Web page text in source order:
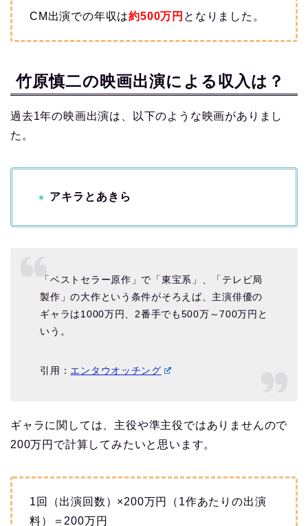
CM出演での年収は約500万円 となりました。
竹原慎二の映画出演による収入は？
過去1年の映画出演は、以下のような映画がありまし
た。
アキラとあきら
「ベストセラー原作」で「東宝系」、「テレビ局
製作」の大作という条件がそろえば、主演俳優の
ギャラは1000万円、2番手でも500万～700万円と
いう。
引用： エンタウオッチング
ギャラに関しては、主役や準主役ではありませんので
200万円で計算してみたいと思います。
1回（出演回数）×200万円（1作あたりの出演
料）＝200万円